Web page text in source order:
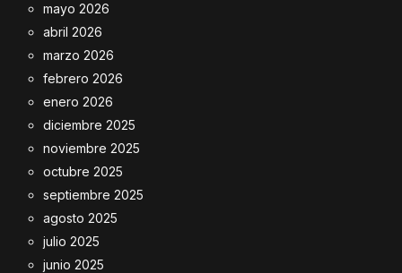
mayo 2026
abril 2026
marzo 2026
febrero 2026
enero 2026
diciembre 2025
noviembre 2025
octubre 2025
septiembre 2025
agosto 2025
julio 2025
junio 2025